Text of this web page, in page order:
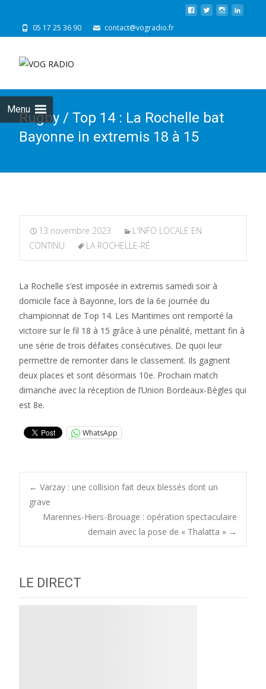
05 17 25 36 90 contact@vogradio.fr
Menu
Rugby / Top 14 : La Rochelle bat
Bayonne in extremis 18 à 15
13 novembre 2023
L'INFO LOCALE EN
CONTINU
LA ROCHELLE-RÉ
La Rochelle s’est imposée in extremis samedi soir à
domicile face à Bayonne, lors de la 6e journée du
championnat de Top 14. Les Maritimes ont remporté la
victoire sur le fil 18 à 15 grâce à une pénalité, mettant fin à
une série de trois défaites consécutives. De quoi leur
permettre de remonter dans le classement. Ils gagnent
deux places et sont désormais 10e. Prochain match
dimanche avec la réception de l’Union Bordeaux-Bègles qui
est 8e.
WhatsApp
Post
navigation
← Varzay : une collision fait deux blessés dont un
grave
Marennes-Hiers-Brouage : opération spectaculaire
demain avec la pose de « Thalatta » →
LE DIRECT